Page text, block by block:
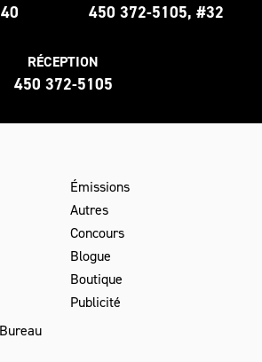
450 372-5105, #32
RÉCEPTION
450 372-5105
Émissions
Autres
Concours
Blogue
Boutique
Publicité